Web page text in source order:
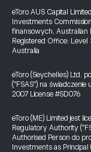
eToro AUS Capital
Investments
finansowych. Australian
Registered Office:
Australia
eToro (Seychelles) Ltd.
("FSAS") na
2007 License #SD076
eToro (ME) Limited jest
Regulatory Authority
Authorised Person do
Investments as